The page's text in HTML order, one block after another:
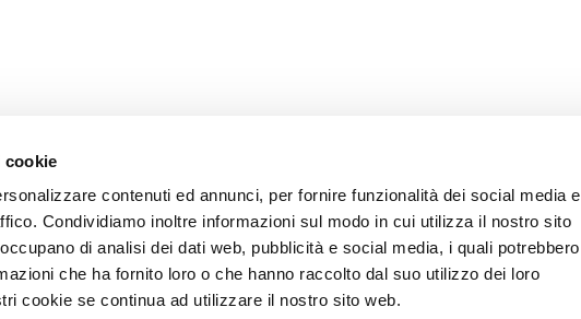
cookie
contenuti ed annunci, per fornire funzionalità dei social media e
Condividiamo inoltre informazioni sul modo in cui utilizza il nostro sito
di analisi dei dati web, pubblicità e social media, i quali potrebbero
che ha fornito loro o che hanno raccolto dal suo utilizzo dei loro
cookie se continua ad utilizzare il nostro sito web.